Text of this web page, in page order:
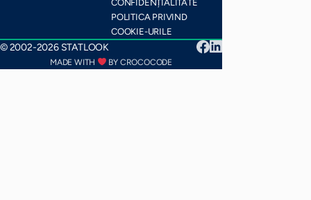
CONFIDENȚIALITATE
POLITICA PRIVIND
COOKIE-URILE
© 2002-2026 STATLOOK
MADE WITH BY CROCOCODE